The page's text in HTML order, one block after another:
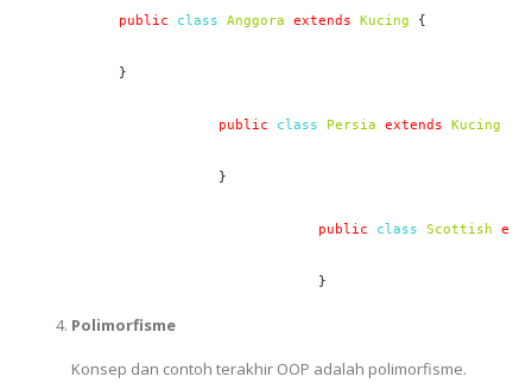
public class Anggora extends Kucing {
}
public class Persia extends Kucing
            }
public class Scottish
                        }
Polimorfisme
Konsep dan contoh terakhir OOP adalah polimorfisme.